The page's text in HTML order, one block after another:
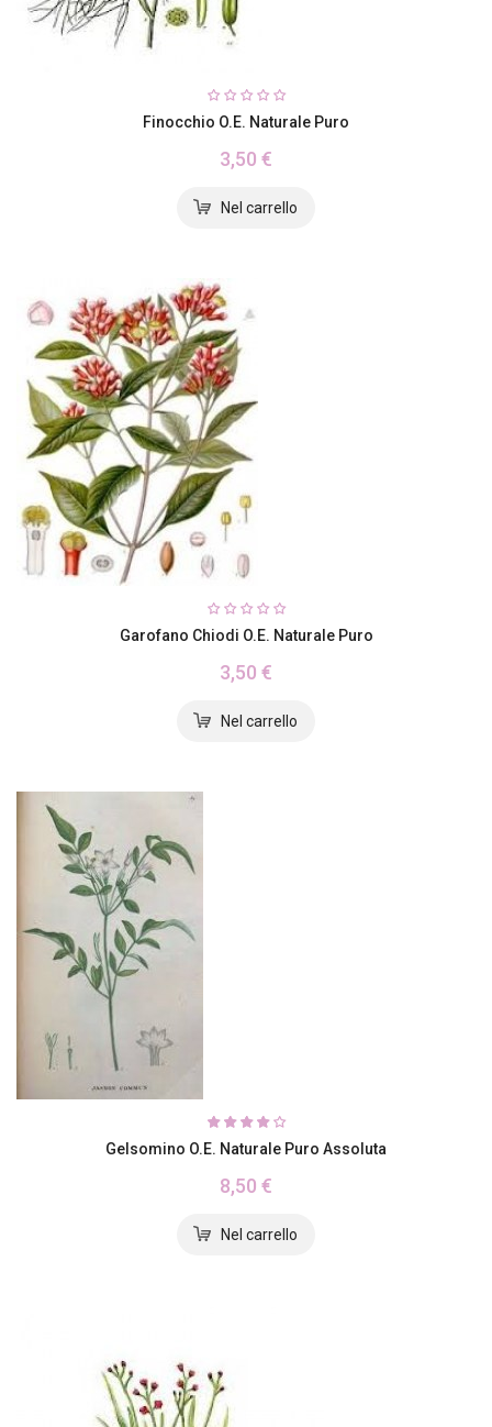
Finocchio O.E. Naturale Puro
3,50 €
Garofano Chiodi O.E. Naturale Puro
3,50 €
Gelsomino O.E. Naturale Puro Assoluta
8,50 €